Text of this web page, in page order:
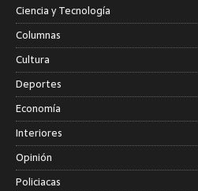
Ciencia y Tecnología
Columnas
Cultura
Deportes
Economía
Interiores
Opinión
Policiacas